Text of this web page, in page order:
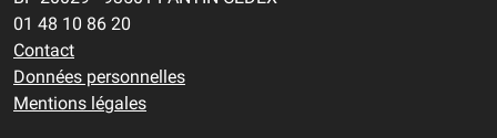
01 48 10 86 20
Contact
Données personnelles
Mentions légales